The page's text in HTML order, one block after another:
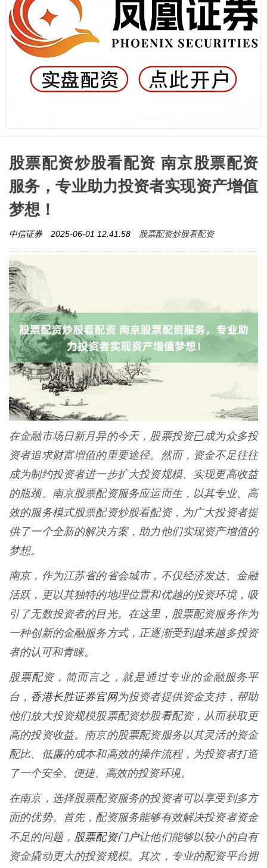
股票配资炒股看配资 南京股票配资
服务，专业助力投资者实现资产增值
梦想！
中信证券 2025-06-01 12:41:58 股票配资炒股看配资
在金融市场日新月异的今天，股票投资已成为众多投
资者追求财富增值的重要途径。然而，资金不足往往
成为制约投资者进一步扩大投资规模、实现更高收益
的瓶颈。南京股票配资服务应运而生，以其专业、高
效的服务模式股票配资炒股看配资，为广大投资者提
供了一个全新的解决方案，助力他们实现资产增值的
梦想。
南京，作为江苏省的省会城市，不仅经济发达、金融
活跃，更以其独特的地理位置和优越的投资环境，吸
引了无数投资者的目光。在这里，股票配资服务作为
一种创新的金融服务方式，正逐渐受到越来越多投资
者的认可和青睐。
股票配资，简而言之，就是通过专业的金融服务平
台， 香港长胜证券官网为投资者提供资金支持，帮助
他们放大投资规模股票配资炒股看配资，从而获取更
高的投资收益。南京的股票配资服务以其灵活的资金
配比、低廉的成本和高效的操作流程，为投资者打造
了一个安全、便捷、高效的投资环境。
在南京，选择股票配资服务的投资者可以享受到多方
面的优势。首先，配资服务能够有效解决投资者资金
不足的问题， 股票配资门户让他们能够以较小的自有
资金撬动更大的投资规模。其次，专业的配资平台拥